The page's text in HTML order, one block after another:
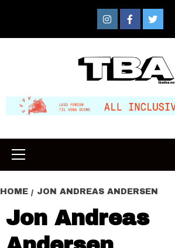
content
InstagramFacebook
Twitter
Primary
Menu
HOME JON ANDREAS ANDERSEN
Jon Andreas